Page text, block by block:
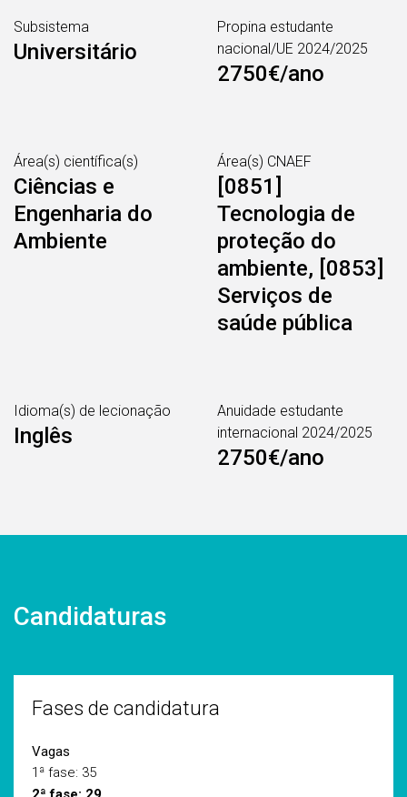
Subsistema
Universitário
Propina estudante
nacional/UE 2024/2025
2750€/ano
Área(s) científica(s)
Ciências e
Engenharia do
Ambiente
Área(s) CNAEF
[0851]
Tecnologia de
proteção do
ambiente, [0853]
Serviços de
saúde pública
Idioma(s) de lecionação
Inglês
Anuidade estudante
internacional 2024/2025
2750€/ano
Candidaturas
Fases de candidatura
Vagas
1ª fase: 35